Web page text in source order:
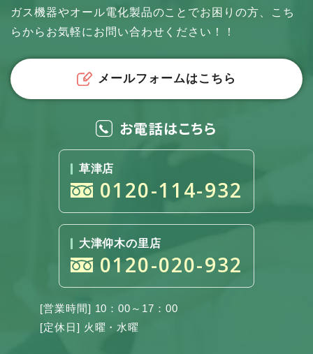
ガス機器やオール電化製品のことでお困りの方、
こち
らからお気軽にお問い合わせください！！
メールフォームはこちら
お電話はこちら
草津店
0120-114-932
大津仰木の里店
0120-020-932
[営業時間] 10：00～17：00
[定休日] 火曜・水曜